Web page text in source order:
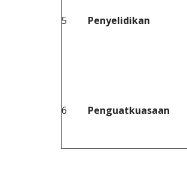
5 Penyelidikan
6 Penguatkuasaan